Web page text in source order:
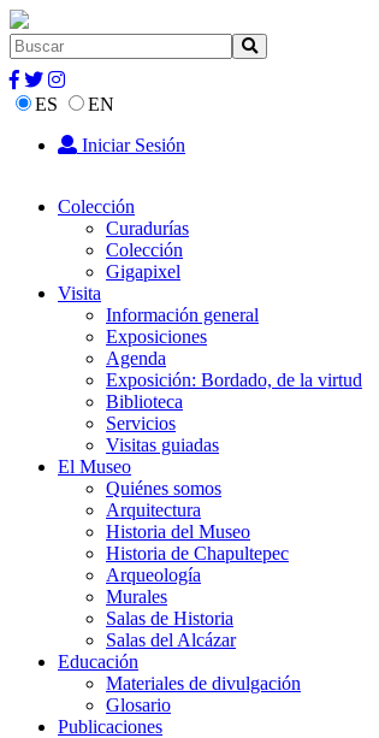
ES
EN
Iniciar Sesión
Colección
Curadurías
Colección
Gigapixel
Visita
Información general
Exposiciones
Agenda
Exposición: Bordado, de la virtud
Biblioteca
Servicios
Visitas guiadas
El Museo
Quiénes somos
Arquitectura
Historia del Museo
Historia de Chapultepec
Arqueología
Murales
Salas de Historia
Salas del Alcázar
Educación
Materiales de divulgación
Glosario
Publicaciones